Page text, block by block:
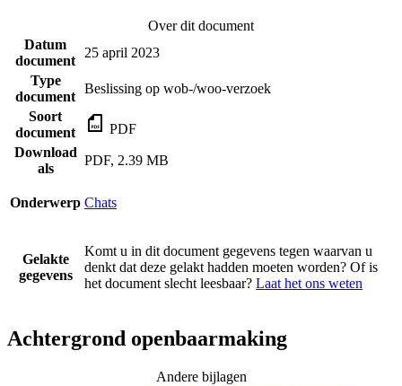
Over dit document
Datum
document
25 april 2023
Type
document
Beslissing op wob-/woo-verzoek
Soort
document
PDF
Download
als
PDF, 2.39 MB
Onderwerp Chats
Gelakte
gegevens
Komt u in dit document gegevens tegen waarvan u
denkt dat deze gelakt hadden moeten worden? Of is
het document slecht leesbaar? Laat het ons weten
Achtergrond openbaarmaking
Andere bijlagen